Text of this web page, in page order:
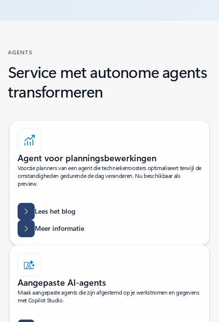
AGENTS
Service met autonome agents
transformeren
Agent voor planningsbewerkingen
Voorzie planners van een agent die techniekerroosters optimaliseert terwijl de
omstandigheden gedurende de dag veranderen. Nu beschikbaar als
preview.
Lees het blog
Meer informatie
Aangepaste AI-agents
Maak aangepaste agents die zijn afgestemd op je werkstromen en gegevens
met Copilot Studio.